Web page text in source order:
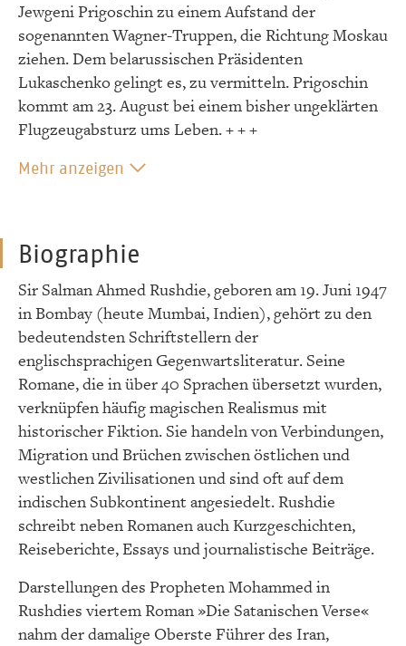
Jewgeni Prigoschin zu einem Aufstand der
sogenannten Wagner-Truppen, die Richtung Moskau
ziehen. Dem belarussischen Präsidenten
Lukaschenko gelingt es, zu vermitteln. Prigoschin
kommt am 23. August bei einem bisher ungeklärten
Flugzeugabsturz ums Leben. + + +
Mehr anzeigen
Biographie
Sir Salman Ahmed Rushdie, geboren am 19. Juni 1947
in Bombay (heute Mumbai, Indien), gehört zu den
bedeutendsten Schriftstellern der
englischsprachigen Gegenwartsliteratur. Seine
Romane, die in über 40 Sprachen übersetzt wurden,
verknüpfen häufig magischen Realismus mit
historischer Fiktion. Sie handeln von Verbindungen,
Migration und Brüchen zwischen östlichen und
westlichen Zivilisationen und sind oft auf dem
indischen Subkontinent angesiedelt. Rushdie
schreibt neben Romanen auch Kurzgeschichten,
Reiseberichte, Essays und journalistische Beiträge.
Darstellungen des Propheten Mohammed in
Rushdies viertem Roman »Die Satanischen Verse«
nahm der damalige Oberste Führer des Iran,